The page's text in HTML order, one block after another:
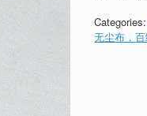
无尘布，